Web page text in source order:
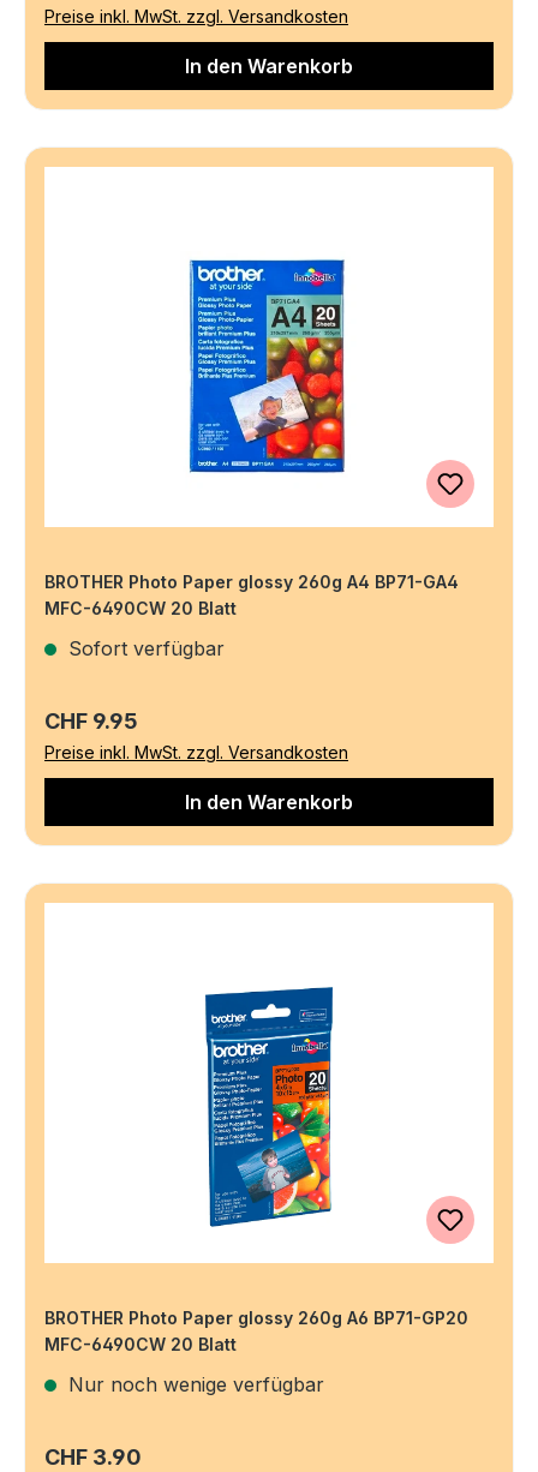
Preise inkl. MwSt. zzgl. Versandkosten
In den Warenkorb
BROTHER Photo Paper glossy 260g A4 BP71-GA4
MFC-6490CW 20 Blatt
Sofort verfügbar
Regulärer Preis:
CHF 9.95
Preise inkl. MwSt. zzgl. Versandkosten
In den Warenkorb
BROTHER Photo Paper glossy 260g A6 BP71-GP20
MFC-6490CW 20 Blatt
Nur noch wenige verfügbar
Regulärer Preis:
CHF 3.90